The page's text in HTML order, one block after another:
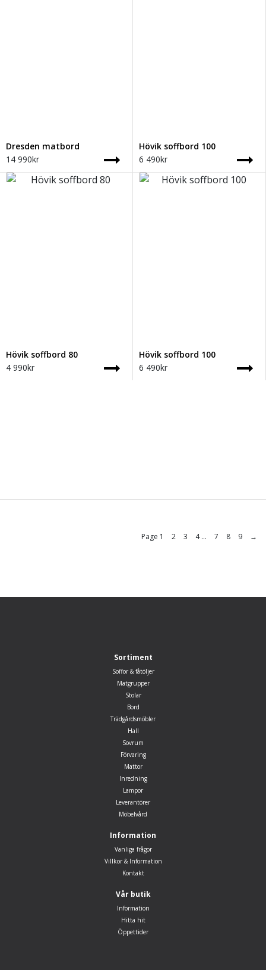
Dresden matbord
14 990kr
Hövik soffbord 100
6 490kr
Hövik soffbord 80
4 990kr
Hövik soffbord 100
6 490kr
Page 1 2 3 4 … 7 8 9 →
Sortiment
Soffor & fåtöljer
Matgrupper
Stolar
Bord
Trädgårdsmöbler
Hall
Sovrum
Förvaring
Mattor
Inredning
Lampor
Leverantörer
Möbelvård
Information
Vanliga frågor
Villkor & Information
Kontakt
Vår butik
Information
Hitta hit
Öppettider